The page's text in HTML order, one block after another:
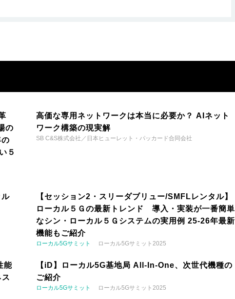
の
５
高価な専用ネットワークは本当に必要か？ AIネット
ワーク構築の現実解
SB C&S株式会社／日本ヒューレット・パッカード合同会社
ル
【セッション2・スリーダブリュー/SMFLレンタル】
ローカル５Ｇの最新トレンド 導入・実装が一番簡単
なシン・ローカル５Ｇシステムの実用例 25-26年最新
機能もご紹介
ローカル5Gサミット ローカル5Gサミット2025
能
【iD】ローカル5G基地局 All-In-One、次世代機種の
ご紹介
ローカル5Gサミット ローカル5Gサミット2025